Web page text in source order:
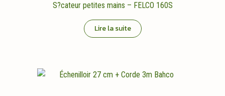
S?cateur petites mains – FELCO 160S
Lire la suite